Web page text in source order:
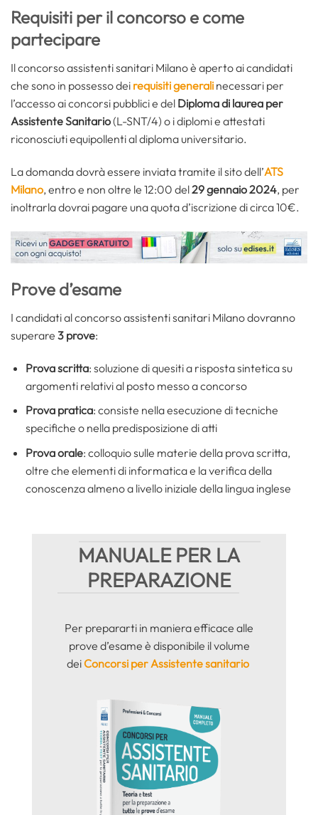
Requisiti per il concorso e come
partecipare
Il concorso assistenti sanitari Milano è aperto ai candidati
che sono in possesso dei requisiti generali necessari per
l’accesso ai concorsi pubblici e del Diploma di laurea per
Assistente Sanitario(L-SNT/4) o i diplomi e attestati
riconosciuti equipollenti al diploma universitario.
La domanda dovrà essere inviata tramite il sito dell’ATS
Milano, entro e non oltre le 12:00 del29 gennaio 2024, per
inoltrarla dovrai pagare una quota d’iscrizione di circa 10€.
Prove d’esame
I candidati al concorso assistenti sanitari Milano dovranno
superare 3 prove:
Prova scritta: soluzione di quesiti a risposta sintetica su
argomenti relativi al posto messo a concorso
Prova pratica: consiste nella esecuzione di tecniche
specifiche o nella predisposizione di atti
Prova orale: colloquio sulle materie della prova scritta,
oltre che elementi di informatica e la verifica della
conoscenza almeno a livello iniziale della lingua inglese
MANUALE PER LA
PREPARAZIONE
Per prepararti in maniera efficace alle
prove d’esame è disponibile il volume
deiConcorsi per Assistente sanitario